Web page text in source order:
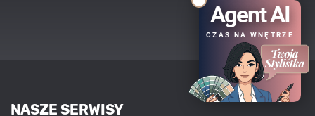
NASZE SERWISY
Agent AI
CZAS NA WNĘTRZE